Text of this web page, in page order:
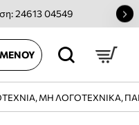
24613 04549
ΜΗ ΛΟΓΟΤΕΧΝΙΚΑ,